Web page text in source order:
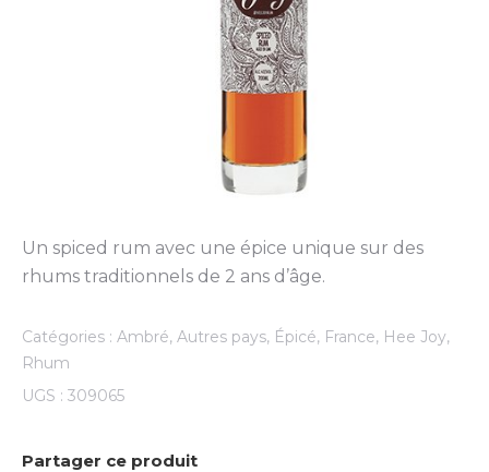
Un spiced rum avec une épice unique sur des
rhums traditionnels de 2 ans d’âge.
Catégories : Ambré, Autres pays, Épicé, France, Hee Joy,
Rhum
UGS : 309065
Partager ce produit